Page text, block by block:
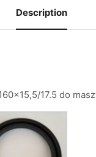
Description
17.5 do